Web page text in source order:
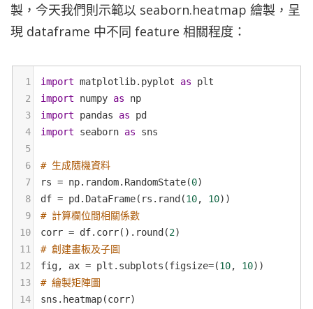
製，今天我們則示範以 seaborn.heatmap 繪製，呈
現 dataframe 中不同 feature 相關程度：
1 import matplotlib. pyplot as
plt
2
import numpy as
np
3
import pandas as
pd
4
import seaborn as
sns
5
6
# 生成隨機資料
7
rs = np. random. RandomState(0)
8
df = pd . DataFrame( rs . rand (10, 10))
9
# 計算欄位間相關係數
10
corr = df. corr(). round (2)
11
# 創建畫板及子圖
12
fig, ax = plt . subplots (figsize=(10, 10))
13
# 繪製矩陣圖
14
sns . heatmap(corr)